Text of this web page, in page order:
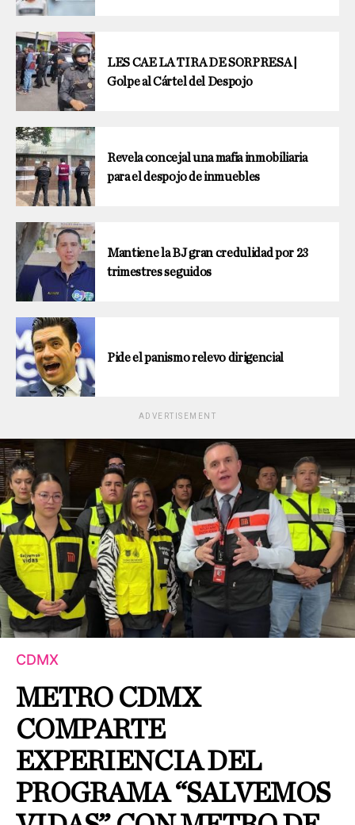
LES CAE LA TIRA DE SORPRESA |
Golpe al Cártel del Despojo
Revela concejal una mafia inmobiliaria
para el despojo de inmuebles
Mantiene la BJ gran credulidad por 23
trimestres seguidos
Pide el panismo relevo dirigencial
ADVERTISEMENT
CDMX
METRO CDMX
COMPARTE
EXPERIENCIA DEL
PROGRAMA “SALVEMOS